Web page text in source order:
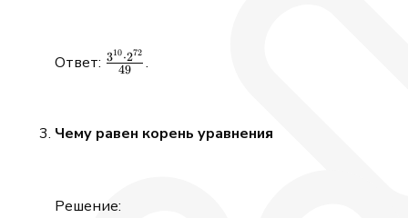
Ответ: \frac{3^{10}
\cdot
49
310⋅272
.
Чему равен корень уравнения
Решение: